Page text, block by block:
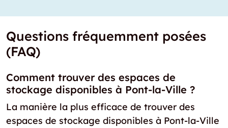
Questions fréquemment posées
(FAQ)
Comment trouver des espaces de
stockage disponibles à Pont-la-Ville ?
La manière la plus efficace de trouver des
espaces de stockage disponibles à Pont-la-Ville